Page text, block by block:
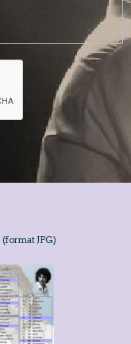
(format JPG)